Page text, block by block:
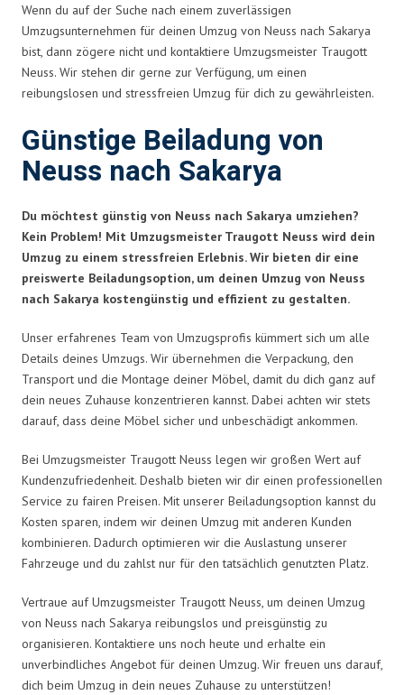
Wenn du auf der Suche nach einem zuverlässigen
Umzugsunternehmen für deinen Umzug von Neuss nach Sakarya
bist, dann zögere nicht und kontaktiere Umzugsmeister Traugott
Neuss. Wir stehen dir gerne zur Verfügung, um einen
reibungslosen und stressfreien Umzug für dich zu gewährleisten.
Günstige Beiladung von
Neuss nach Sakarya
Du möchtest günstig von Neuss nach Sakarya umziehen?
Kein Problem! Mit Umzugsmeister Traugott Neuss wird dein
Umzug zu einem stressfreien Erlebnis. Wir bieten dir eine
preiswerte Beiladungsoption, um deinen Umzug von Neuss
nach Sakarya kostengünstig und effizient zu gestalten.
Unser erfahrenes Team von Umzugsprofis kümmert sich um alle
Details deines Umzugs. Wir übernehmen die Verpackung, den
Transport und die Montage deiner Möbel, damit du dich ganz auf
dein neues Zuhause konzentrieren kannst. Dabei achten wir stets
darauf, dass deine Möbel sicher und unbeschädigt ankommen.
Bei Umzugsmeister Traugott Neuss legen wir großen Wert auf
Kundenzufriedenheit. Deshalb bieten wir dir einen professionellen
Service zu fairen Preisen. Mit unserer Beiladungsoption kannst du
Kosten sparen, indem wir deinen Umzug mit anderen Kunden
kombinieren. Dadurch optimieren wir die Auslastung unserer
Fahrzeuge und du zahlst nur für den tatsächlich genutzten Platz.
Vertraue auf Umzugsmeister Traugott Neuss, um deinen Umzug
von Neuss nach Sakarya reibungslos und preisgünstig zu
organisieren. Kontaktiere uns noch heute und erhalte ein
unverbindliches Angebot für deinen Umzug. Wir freuen uns darauf,
dich beim Umzug in dein neues Zuhause zu unterstützen!